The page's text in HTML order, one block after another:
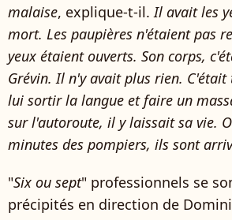
malaise, explique-t-il.Il avait les
mort. Les paupières n'étaient pas
yeux étaient ouverts. Son corps,
Grévin. Il n'y avait plus rien.
lui sortir la langue et faire un
sur l'autoroute, il y laissait sa vie.
minutes des pompiers, ils sont
"Six ou sept" professionnels se
précipités en direction de